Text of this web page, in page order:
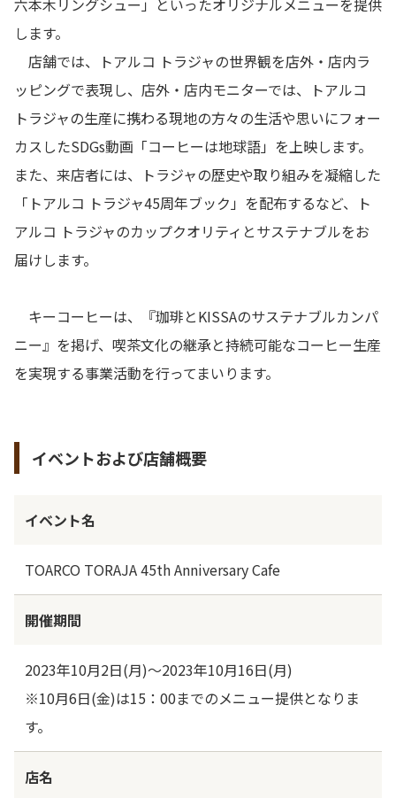
六本木リングシュー」といったオリジナルメニューを提供
します。
店舗では、トアルコ トラジャの世界観を店外・店内ラ
ッピングで表現し、店外・店内モニターでは、トアルコ
トラジャの生産に携わる現地の方々の生活や思いにフォー
カスしたSDGs動画「コーヒーは地球語」を上映します。
また、来店者には、トラジャの歴史や取り組みを凝縮した
「トアルコ トラジャ45周年ブック」を配布するなど、ト
アルコ トラジャのカップクオリティとサステナブルをお
届けします。
キーコーヒーは、『珈琲とKISSAのサステナブルカンパ
ニー』を掲げ、喫茶文化の継承と持続可能なコーヒー生産
を実現する事業活動を行ってまいります。
イベントおよび店舗概要
イベント名
TOARCO TORAJA 45th Anniversary Cafe
開催期間
2023年10月2日(月)～2023年10月16日(月)
※10月6日(金)は15：00までのメニュー提供となりま
す。
店名